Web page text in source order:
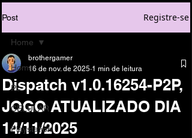
Post Registre-se
Home
Pc
CELULAR
Playstation
Home
Dispatch v1.0.16254-P2P,
JOGO ATUALIZADO DIA
14/11/2025
brothergamer
16 de nov. de 2025 1 min de leitura